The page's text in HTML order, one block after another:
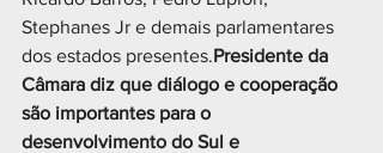
Stephanes Jr e demais parlamentares
dos estados presentes.Presidente da
Câmara diz que diálogo e cooperação
são importantes para o
desenvolvimento do Sul e